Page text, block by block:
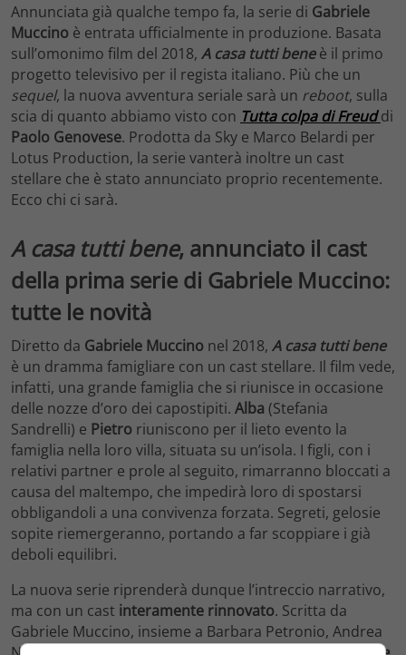
Annunciata già qualche tempo fa, la serie di Gabriele
Muccino è entrata ufficialmente in produzione. Basata
sull’omonimo film del 2018, A casa tutti beneè il primo
progetto televisivo per il regista italiano. Più che un
sequel, la nuova avventura seriale sarà un reboot, sulla
scia di quanto abbiamo visto con Tutta colpa di Freud di
Paolo Genovese. Prodotta da Sky e Marco Belardi per
Lotus Production, la serie vanterà inoltre un cast
stellare che è stato annunciato proprio recentemente.
Ecco chi ci sarà.
A casa tutti bene, annunciato il cast
della prima serie di Gabriele Muccino:
tutte le novità
Diretto da Gabriele Muccino nel 2018, A casa tutti bene
è un dramma famigliare con un cast stellare. Il film vede,
infatti, una grande famiglia che si riunisce in occasione
delle nozze d’oro dei capostipiti. Alba (Stefania
Sandrelli) e Pietro riuniscono per il lieto evento la
famiglia nella loro villa, situata su un’isola. I figli, con i
relativi partner e prole al seguito, rimarranno bloccati a
causa del maltempo, che impedirà loro di spostarsi
obbligandoli a una convivenza forzata. Segreti, gelosie
sopite riemergeranno, portando a far scoppiare i già
deboli equilibri.
La nuova serie riprenderà dunque l’intreccio narrativo,
ma con un cast interamente rinnovato. Scritta da
Gabriele Muccino, insieme a Barbara Petronio, Andrea